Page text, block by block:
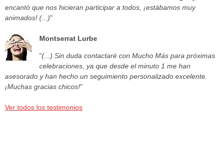
encantó que nos hicieran participar a todos, ¡estábamos muy
animados! (...)"
Montserrat Lurbe
"(...) Sin duda contactaré con Mucho Más para próximas
celebraciones, ya que desde el minuto 1 me han
asesorado y han hecho un seguimiento personalizado excelente.
¡Muchas gracias chicos!"
Ver todos los testimonios